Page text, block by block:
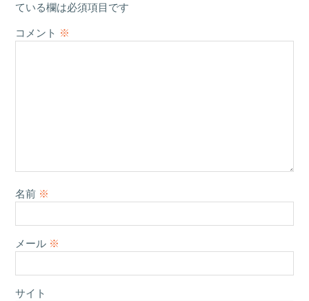
ている欄は必須項目です
コメント ※
名前 ※
メール ※
サイト